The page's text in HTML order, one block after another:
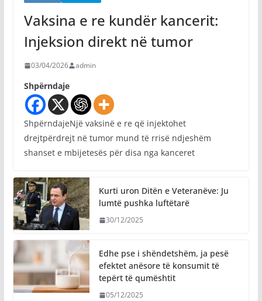
Vaksina e re kundër kancerit:
Injeksion direkt në tumor
03/04/2026 admin
Shpërndaje
ShpërndajeNjë vaksinë e re që injektohet
drejtpërdrejt në tumor mund të rrisë ndjeshëm
shanset e mbijetesës për disa nga kanceret
Kurti uron Ditën e Veteranëve: Ju
lumtë pushka luftëtarë
30/12/2025
Edhe pse i shëndetshëm, ja pesë
efektet anësore të konsumit të
tepërt të qumështit
05/12/2025